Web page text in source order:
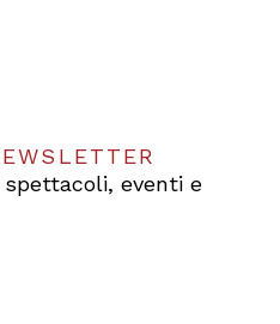
spettacoli, eventi e